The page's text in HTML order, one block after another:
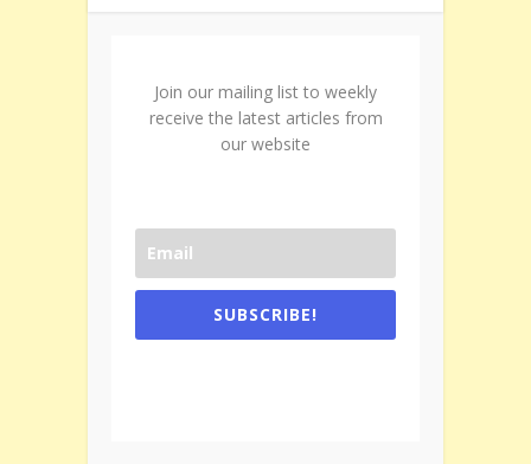
Join our mailing list to weekly
receive the latest articles from
our website
SUBSCRIBE!